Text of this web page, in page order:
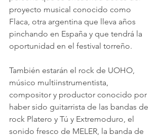
proyecto musical conocido como
Flaca, otra argentina que lleva años
pinchando en España y que tendrá la
oportunidad en el festival torreño.
También estarán el rock de UOHO,
músico multiinstrumentista,
compositor y productor conocido por
haber sido guitarrista de las bandas de
rock Platero y Tú y Extremoduro, el
sonido fresco de MELER, la banda de